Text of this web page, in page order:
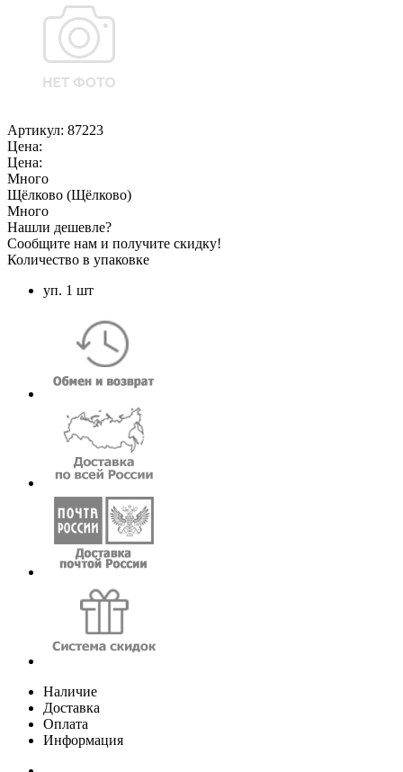
Артикул: 87223
Цена:
Цена:
Много
Щёлково (Щёлково)
Много
Нашли дешевле?
Сообщите нам и получите скидку!
Количество в упаковке
уп. 1 шт
Наличие
Доставка
Оплата
Информация